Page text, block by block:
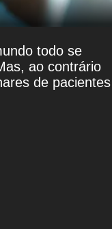
todo se
ao contrário
de pacientes